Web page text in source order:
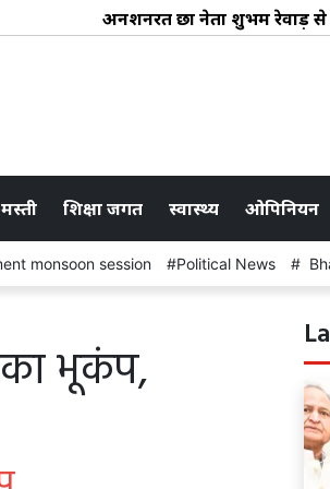
अनशनरत छात्र नेता शुभम रेवाड़ से
शिक्षा जगत स्वास्थ्य ओपिनियन
monsoon session Political News
का भूकंप,